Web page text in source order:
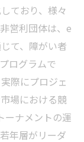
ており、様々
営利団体は、e
て、障がい者
ログラムで
際にプロジェ
場における競
ーナメントの運
年層がリーダ